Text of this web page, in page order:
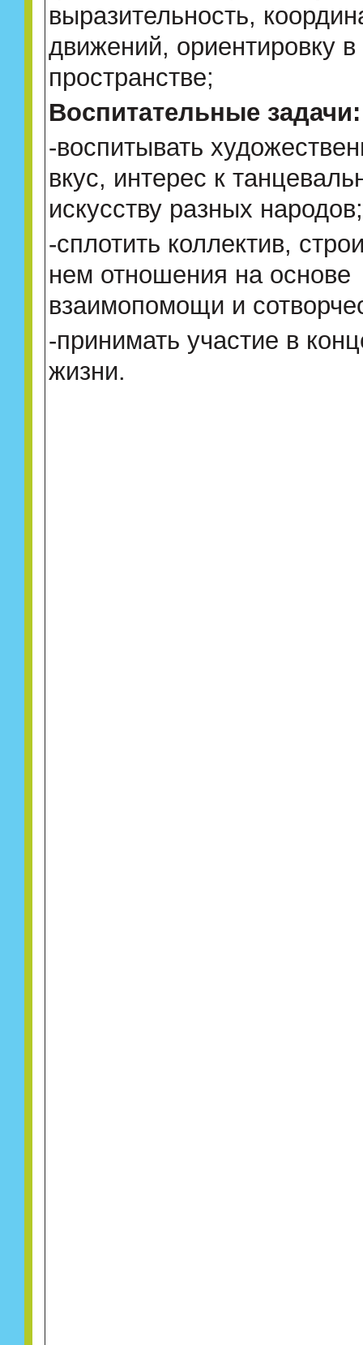
выразительность,
движений, ориентировку в
пространстве;
Воспитательные задачи:
-воспитывать
вкус, интерес к
искусству разных народов;
-сплотить коллектив,
нем отношения на основе
взаимопомощи и
-принимать участие в
жизни.